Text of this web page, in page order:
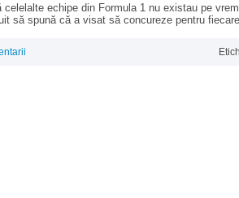
celelalte echipe din Formula 1 nu existau pe
să spună că a visat să concureze pentru